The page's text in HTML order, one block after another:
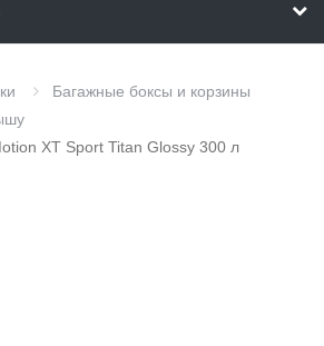
Багажные боксы и корзины
XT Sport Titan Glossy 300 л